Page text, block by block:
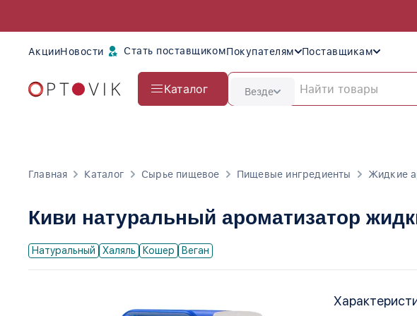
АкцииНовости Стать поставщикомПокупателям Поставщикам
Каталог Везде
Главная Каталог Сырье пищевое Пищевые ингредиенты Жидкие
Киви натуральный ароматизатор
Натуральный Халяль Кошер Веган